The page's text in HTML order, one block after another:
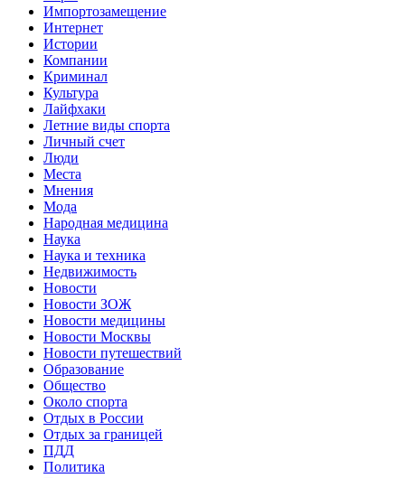
Импортозамещение
Интернет
Истории
Компании
Криминал
Культура
Лайфхаки
Летние виды спорта
Личный счет
Люди
Места
Мнения
Мода
Народная медицина
Наука
Наука и техника
Недвижимость
Новости
Новости ЗОЖ
Новости медицины
Новости Москвы
Новости путешествий
Образование
Общество
Около спорта
Отдых в России
Отдых за границей
ПДД
Политика